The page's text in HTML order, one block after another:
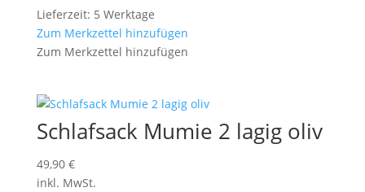
Lieferzeit: 5 Werktage
Zum Merkzettel hinzufügen
Zum Merkzettel hinzufügen
Schlafsack Mumie 2 lagig oliv
49,90 €
inkl. MwSt.